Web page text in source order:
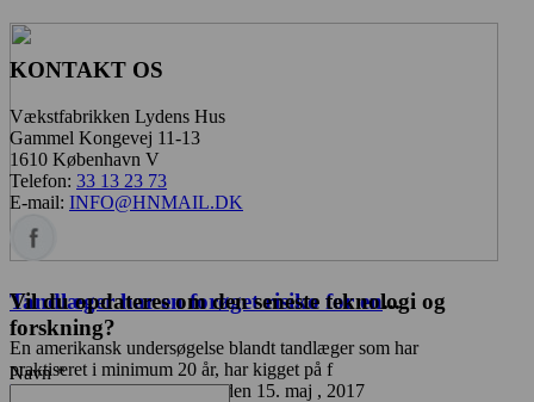
Tandlæger har en forøget risiko for en...
En amerikansk undersøgelse blandt tandlæger som har
praktiseret i minimum 20 år, har kigget på f
Høreomsorg 11:45 mandag den 15. maj , 2017
KONTAKT OS
Vækstfabrikken Lydens Hus
Gammel Kongevej 11-13
1610 København V
Telefon: 33 13 23 73
E-mail: INFO@HNMAIL.DK
Vil du opdateres om den seneste teknologi og
forskning?
Navn *